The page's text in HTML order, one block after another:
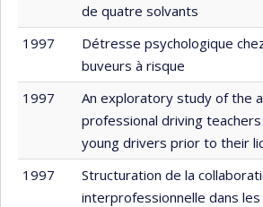
de quatre solvants
1997
Détresse psychologique
buveurs à risque
1997
An exploratory study of the
professional driving
young drivers prior to their
1997
Structuration de la
interprofessionnelle dans